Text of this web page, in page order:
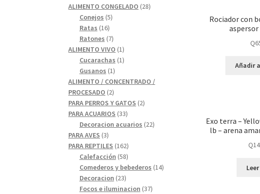
Rociador con
Q
Añadir
Exo terra –
lb – arena
Q
ALIMENTO CONGELADO 2828
Conejos 55
Ratas 1616
productos
Ratones 77
productos
ALIMENTO VIVO 11
producto
Cucarachas 11
Gusanos 11
producto
ALIMENTO / CONCENTRADO /
PROCESADO 22
productos
PARA PERROS Y GATOS 22
PARA ACUARIOS 3333
productos
Decoracion acuarios 2222
PARA AVES 33
productos
PARA REPTILES 162162
productos
Calefacción 5858
productos
Comederos y bebederos 1414
Decoracion 2323
productos
Focos e iluminacion 3737